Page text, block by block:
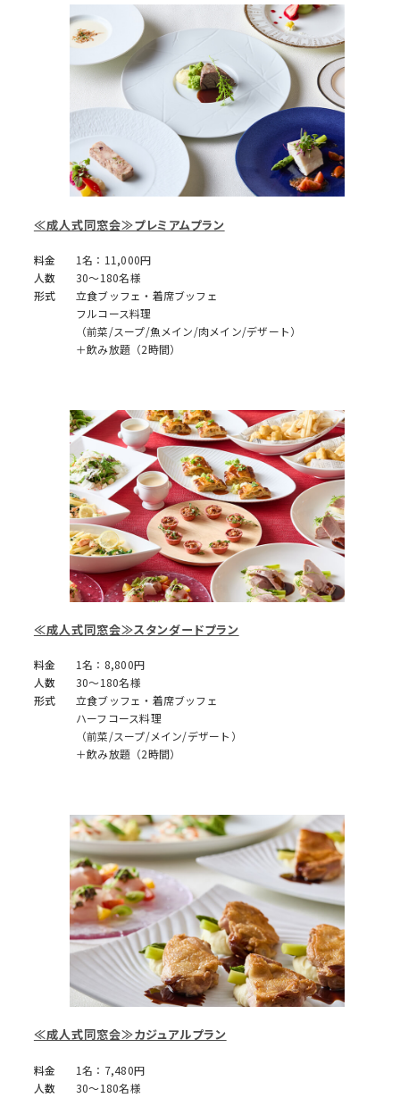
≪成人式同窓会≫プレミアムプラン
料金
1名：11,000円
人数
30～180名様
形式
立食ブッフェ・着席ブッフェ
フルコース料理
（前菜/スープ/魚メイン/肉メイン/デザート）
＋飲み放題（2時間）
≪成人式同窓会≫スタンダードプラン
料金
1名：8,800円
人数
30～180名様
形式
立食ブッフェ・着席ブッフェ
ハーフコース料理
（前菜/スープ/メイン/デザート）
＋飲み放題（2時間）
≪成人式同窓会≫カジュアルプラン
料金
1名：7,480円
人数
30～180名様